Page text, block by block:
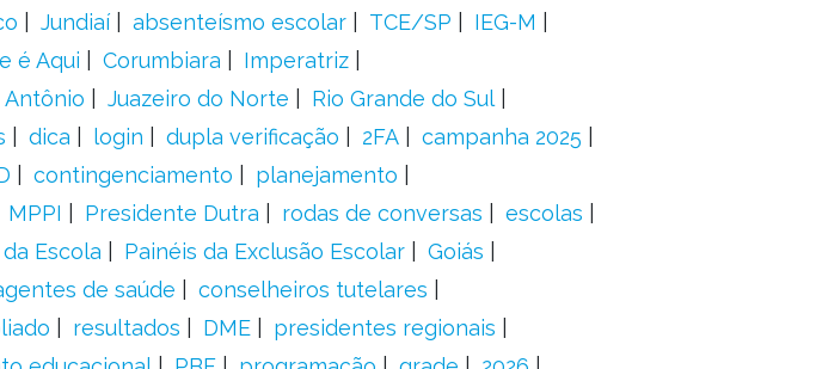
Jundiaí absenteísmo escolar TCE/SP
IEG-M
é Aqui Corumbiara
Imperatriz
Antônio Juazeiro do Norte
Rio Grande do Sul
dica login dupla verificação 2FA
campanha 2025
contingenciamento
planejamento
MPPI Presidente Dutra rodas de conversas
escolas
Escola Painéis da Exclusão Escolar
Goiás
de saúde
conselheiros tutelares
resultados DME
presidentes regionais